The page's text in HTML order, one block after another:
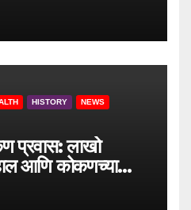
HISTORY NEWS
प्रवास: लाखो
आणि कोकणच्या